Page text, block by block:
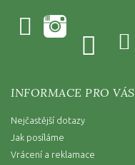
INFORMACE PRO VÁS
Nejčastější dotazy
Jak posíláme
Vrácení a reklamace